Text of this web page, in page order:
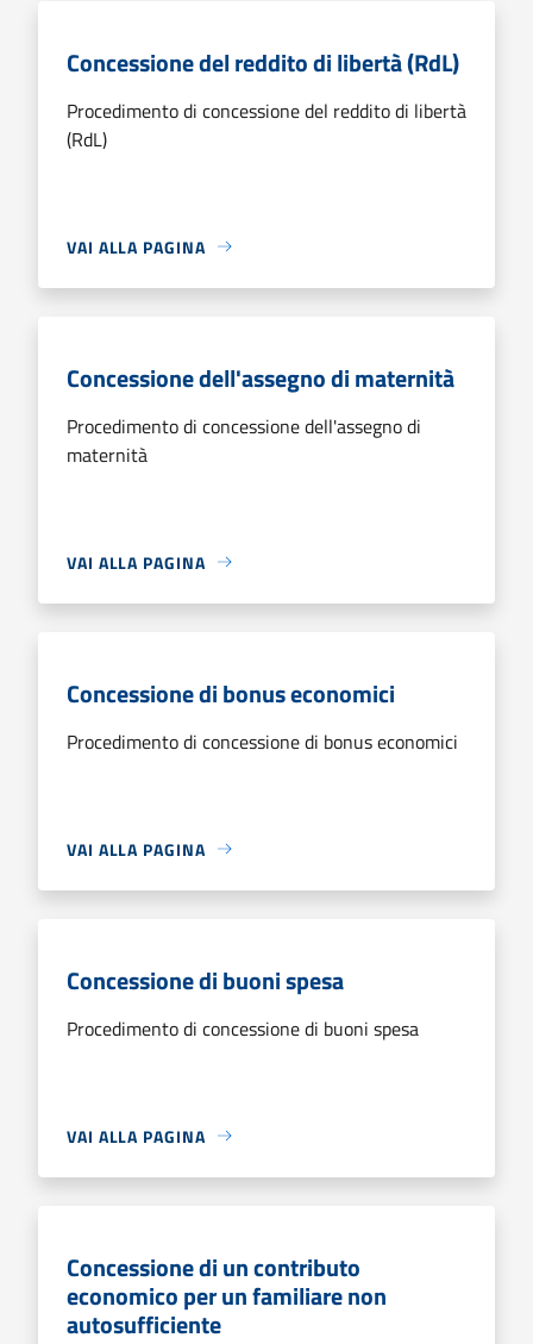
Concessione del reddito di libertà (RdL)
Procedimento di concessione del reddito di libertà
(RdL)
VAI ALLA PAGINA
Concessione dell'assegno di maternità
Procedimento di concessione dell'assegno di
maternità
VAI ALLA PAGINA
Concessione di bonus economici
Procedimento di concessione di bonus economici
VAI ALLA PAGINA
Concessione di buoni spesa
Procedimento di concessione di buoni spesa
VAI ALLA PAGINA
Concessione di un contributo
economico per un familiare non
autosufficiente